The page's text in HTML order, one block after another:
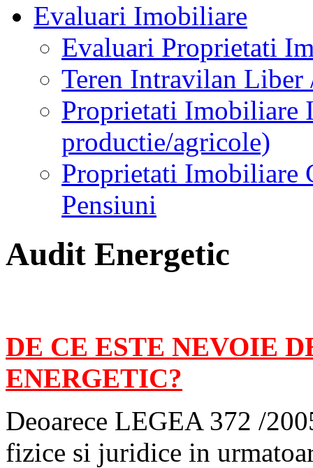
Evaluari Imobiliare
Evaluari Proprietati
Teren Intravilan Liber
Proprietati Imobiliare
productie/agricole)
Proprietati Imobiliare
Pensiuni
Audit Energetic
DE CE ESTE NEVOIE
ENERGETIC?
Deoarece LEGEA 372 /
fizice si juridice in